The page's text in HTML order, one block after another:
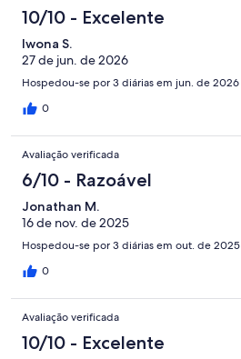
10/10 - Excelente
Iwona S.
27 de jun. de 2026
Hospedou-se por 3 diárias em jun. de 2026
0
Avaliação verificada
6/10 - Razoável
Jonathan M.
16 de nov. de 2025
Hospedou-se por 3 diárias em out. de 2025
0
Avaliação verificada
10/10 - Excelente